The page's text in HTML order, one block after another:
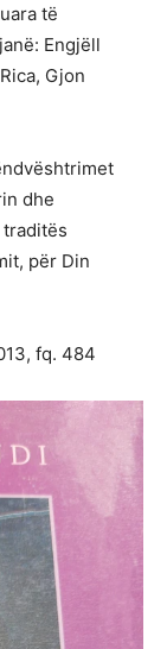
të
Engjëll
Gjon
dhe
për Din
fq. 484